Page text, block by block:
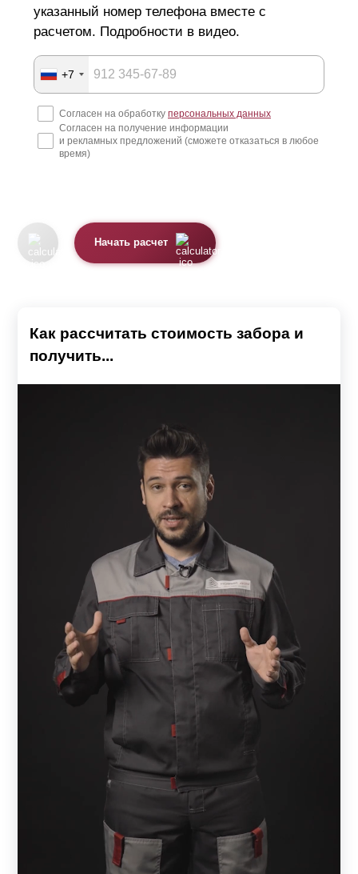
указанный номер телефона вместе с
расчетом. Подробности в видео.
+7
Согласен на обработку персональных данных
Согласен на получение информации
и рекламных предложений (сможете отказаться в любое
время)
Начать расчет
Как рассчитать стоимость забора и
получить...